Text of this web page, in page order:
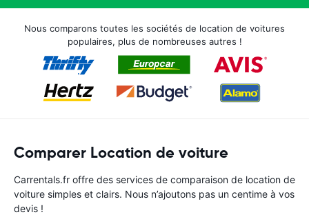
Nous comparons toutes les sociétés de location de voitures
populaires, plus de nombreuses autres !
Comparer Location de voiture
Carrentals.fr offre des services de comparaison de location de
voiture simples et clairs. Nous n’ajoutons pas un centime à vos
devis !